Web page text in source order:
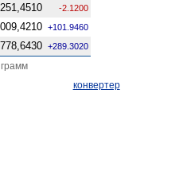
251,4510 -2.1200
+101.9460
+289.3020
конвертер